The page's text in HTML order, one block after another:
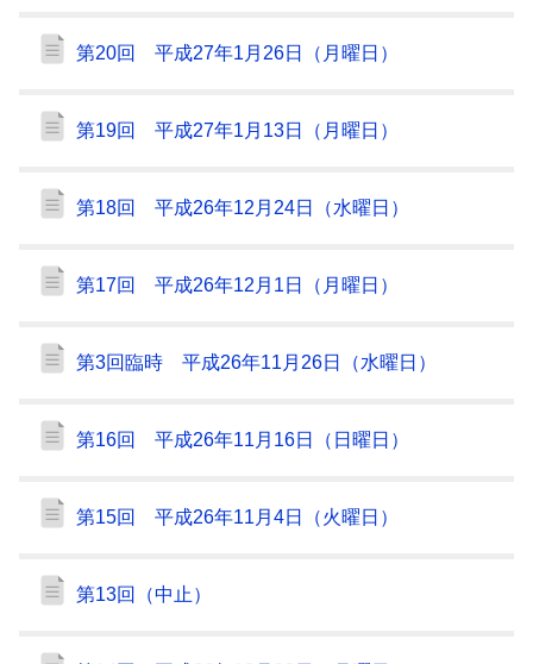
第20回 平成27年1月26日（月曜日）
第19回 平成27年1月13日（月曜日）
第18回 平成26年12月24日（水曜日）
第17回 平成26年12月1日（月曜日）
第3回臨時 平成26年11月26日（水曜日）
第16回 平成26年11月16日（日曜日）
第15回 平成26年11月4日（火曜日）
第13回（中止）